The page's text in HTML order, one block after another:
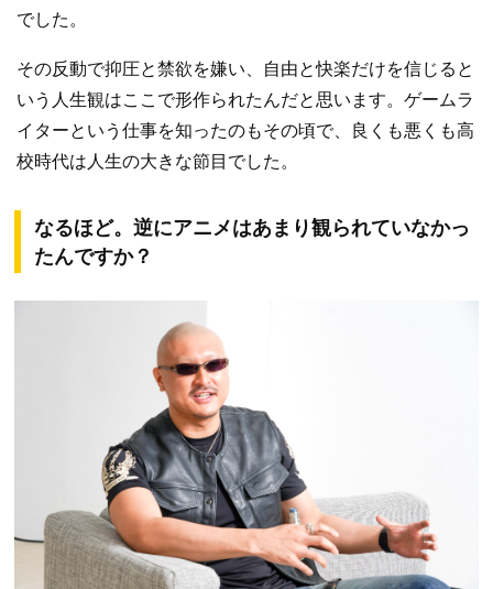
でした。
その反動で抑圧と禁欲を嫌い、自由と快楽だけを信じると
いう人生観はここで形作られたんだと思います。ゲームラ
イターという仕事を知ったのもその頃で、良くも悪くも高
校時代は人生の大きな節目でした。
なるほど。逆にアニメはあまり観られていなかっ
たんですか？